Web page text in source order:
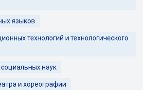
языков
технологий и технологического
социальных наук
и хореографии